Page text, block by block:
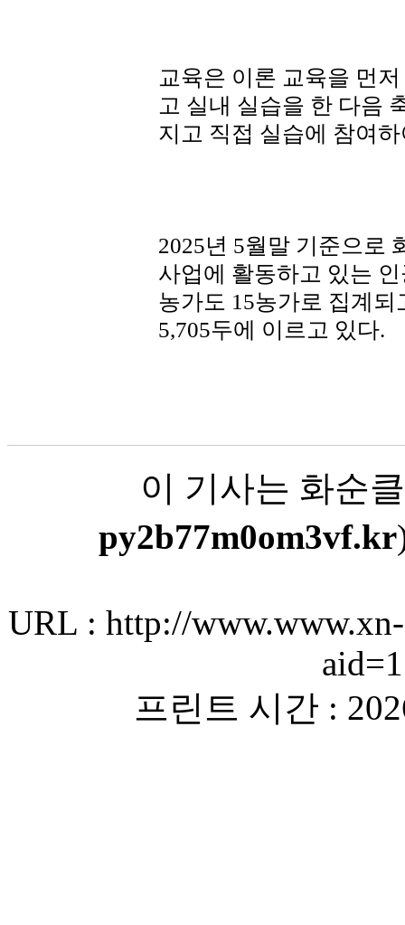
교육은 이론 교육을 먼
고 실내 실습을 한 다음
지고 직접 실습에 참여
2025년 5월말 기준으로
사업에 활동하고 있는
농가도 15농가로 집계
5,705두에 이르고 있다.
이 기사는 화순
py2b77m0om3vf.kr
URL : http://
프린트 시간 :